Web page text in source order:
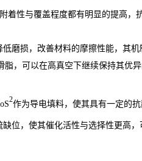
着性与覆盖程度都有明显的提高，
磨损，改善材料的摩擦性能，其
，可以在高真空下继续保持其优
2作为导电填料，使其具有一定的
位，使其催化活性与选择性更高